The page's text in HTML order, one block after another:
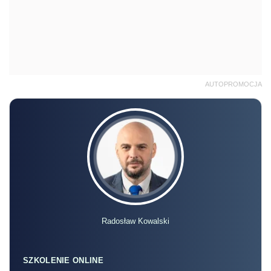
AUTOPROMOCJA
Radosław Kowalski
SZKOLENIE ONLINE